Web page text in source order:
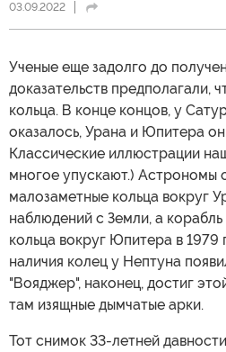
03.09.2022
Ученые еще задолго до
доказательств предполагали,
кольца. В конце концов, у
оказалось, Урана и Юпитера
Классические иллюстрации
многое упускают.) Астрономы
малозаметные кольца вокруг
наблюдений с Земли, а
кольца вокруг Юпитера в 1979
наличия колец у Нептуна
"Вояджер", наконец, достиг
там изящные дымчатые арки.
Тот снимок 33-летней